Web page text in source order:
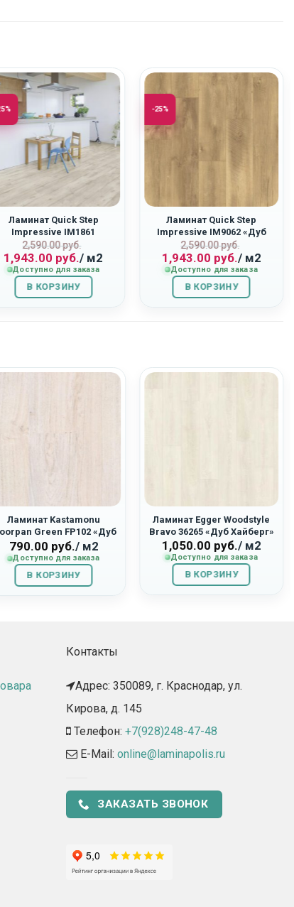
Ламинат Quick Step
Impressive IM1861
«Светло-Серый Бетон»
2,590.00руб.
Первоначальная
цена
составляла
2,590.00
руб..
1,943.00 руб.
Текущая
цена:
1,943.00
руб..
/ м2
Доступно для заказа
В КОРЗИНУ
-25%
Ламинат Quick Step
Impressive IM9062 «Дуб
Тёплый Опалённый»
2,590.00руб.
цена
составляла
2,590.00
руб..
1,943.00 руб.
Текущая
цена:
1,943.00
руб..
/ м2
Доступно для заказа
В КОРЗИНУ
Ламинат Kastamonu
Green FP102 «Дуб
Стокгольм»
790.00 руб./ м2
Доступно для заказа
В КОРЗИНУ
Ламинат Egger Woodstyle
Bravo 36265 «Дуб Хайберг»
1,050.00 руб./ м2
Доступно для заказа
В КОРЗИНУ
Контакты
Адрес: 350089, г. Краснодар, ул.
Кирова, д. 145​
Телефон: +7(928)248-47-48
E-Mail: online@laminapolis.ru
ЗАКАЗАТЬ ЗВОНОК